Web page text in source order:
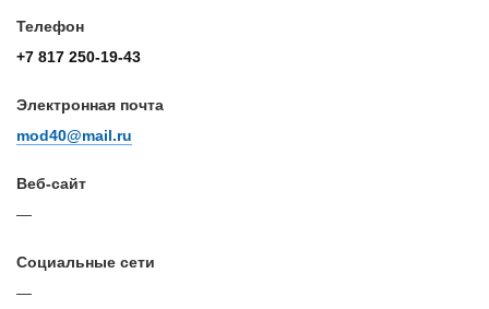
Телефон
+7 817 250-19-43
Электронная почта
mod40@mail.ru
Веб-сайт
—
Cоциальные сети
—